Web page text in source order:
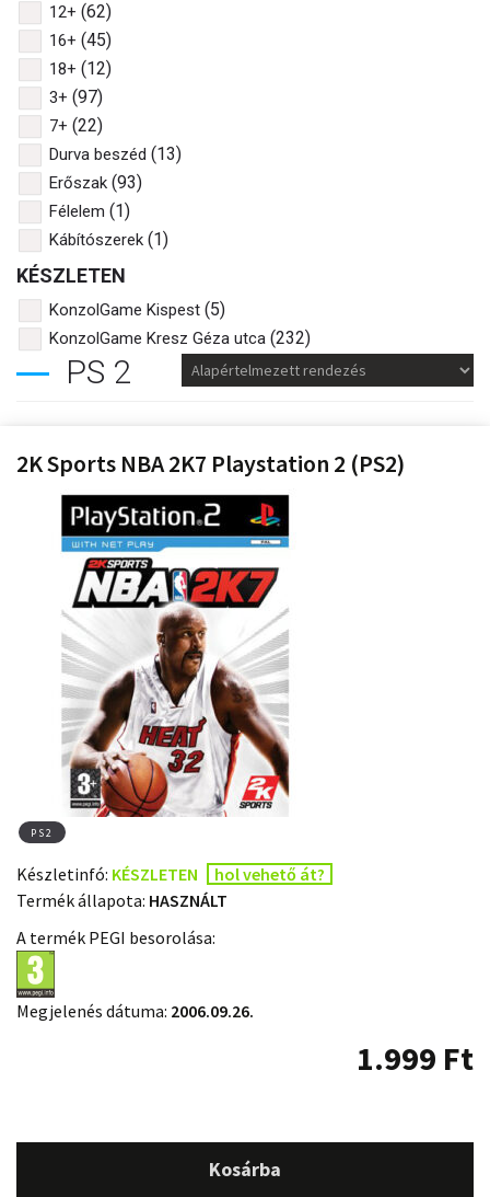
12+ (62)
16+ (45)
18+ (12)
3+ (97)
7+ (22)
Durva beszéd (13)
Erőszak (93)
Félelem (1)
Kábítószerek (1)
KÉSZLETEN
KonzolGame Kispest (5)
KonzolGame Kresz Géza utca (232)
PS 2
2K Sports NBA 2K7 Playstation 2 (PS2)
PS2
Készletinfó: KÉSZLETEN
hol vehető át?
Termék állapota: HASZNÁLT
A termék PEGI besorolása:
Megjelenés dátuma: 2006.09.26.
1.999 Ft
Kosárba